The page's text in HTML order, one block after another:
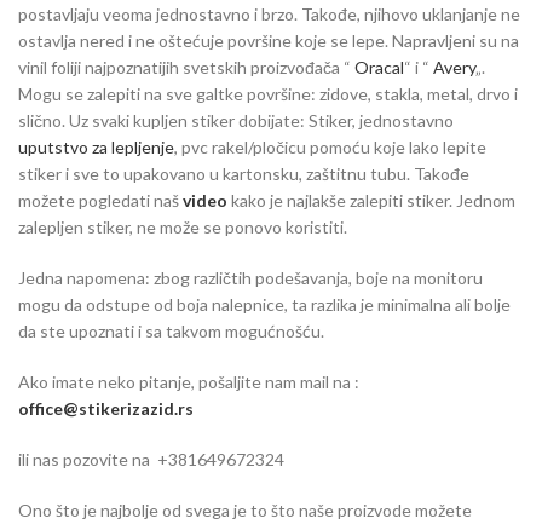
postavljaju veoma jednostavno i brzo. Takođe, njihovo uklanjanje ne
ostavlja nered i ne oštećuje površine koje se lepe. Napravljeni su na
vinil foliji najpoznatijih svetskih proizvođača “ Oracal“ i “ Avery„.
Mogu se zalepiti na sve galtke površine: zidove, stakla, metal, drvo i
slično. Uz svaki kupljen stiker dobijate: Stiker, jednostavno
uputstvo za lepljenje, pvc rakel/pločicu pomoću koje lako lepite
stiker i sve to upakovano u kartonsku, zaštitnu tubu. Takođe
možete pogledati našvideo kako je najlakše zalepiti stiker. Jednom
zalepljen stiker, ne može se ponovo koristiti.
Jedna napomena: zbog različtih podešavanja, boje na monitoru
mogu da odstupe od boja nalepnice, ta razlika je minimalna ali bolje
da ste upoznati i sa takvom mogućnošću.
Ako imate neko pitanje, pošaljite nam mail na :
office@stikerizazid.rs
ili nas pozovite na +381649672324
Ono što je najbolje od svega je to što naše proizvode možete